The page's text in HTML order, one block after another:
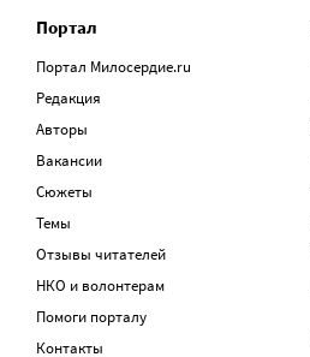
Портал
Портал Милосердие.ru
Редакция
Авторы
Вакансии
Сюжеты
Темы
Отзывы читателей
НКО и волонтерам
Помоги порталу
Контакты